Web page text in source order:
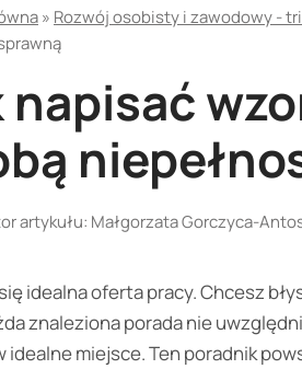
» Rozwój osobisty i zawodowy -
napisać
artykułu: Małgorzata Gorczyca-
idealna oferta pracy. Chcesz
znaleziona porada nie
idealne miejsce. Ten poradnik